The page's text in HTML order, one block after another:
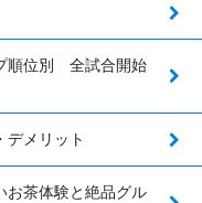
順位別 全試合開始
デメリット
お茶体験と絶品グル